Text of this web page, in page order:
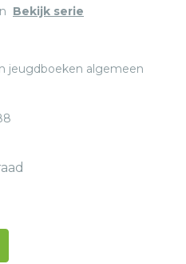
Bekijk serie
jeugdboeken algemeen